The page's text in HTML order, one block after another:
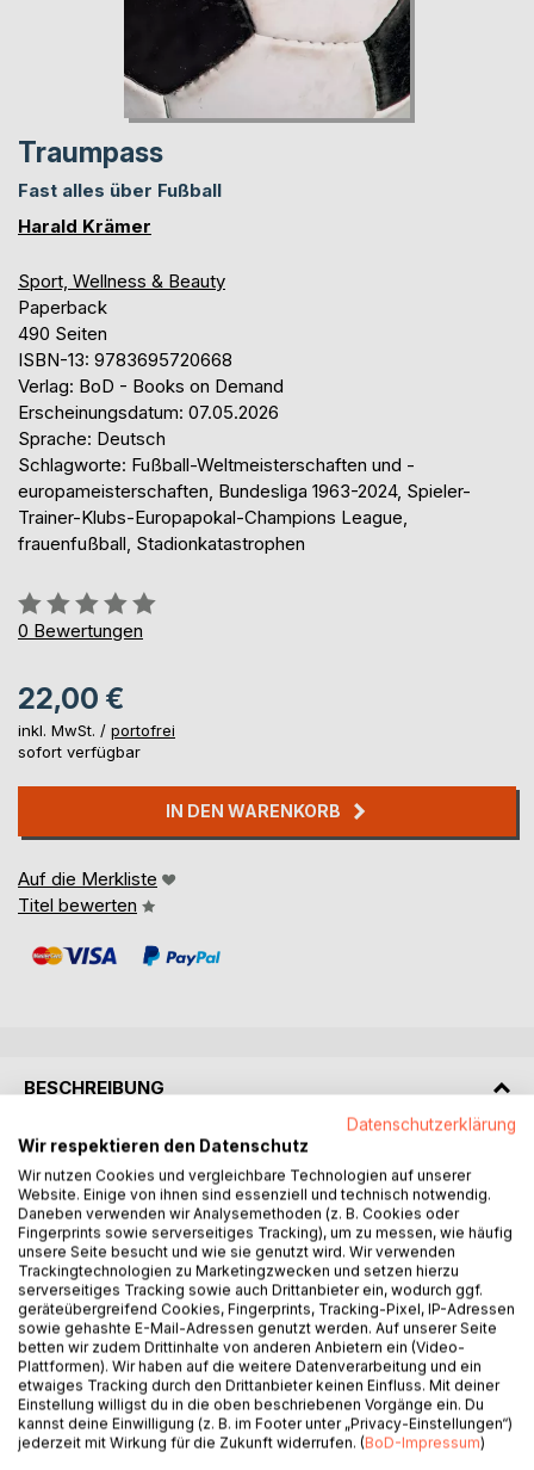
Traumpass
Fast alles über Fußball
Harald Krämer
Sport, Wellness & Beauty
Paperback
490 Seiten
ISBN-13: 9783695720668
Verlag: BoD - Books on Demand
Erscheinungsdatum: 07.05.2026
Sprache: Deutsch
Schlagworte: Fußball-Weltmeisterschaften und -
europameisterschaften, Bundesliga 1963-2024, Spieler-
Trainer-Klubs-Europapokal-Champions League,
frauenfußball, Stadionkatastrophen
Bewertung::
0%
0 Bewertungen
22,00 €
inkl. MwSt. / portofrei
sofort verfügbar
IN DEN WARENKORB
Auf die Merkliste
Titel bewerten
BESCHREIBUNG
TRAUMPASS erzählt die Geschichten, die der Fußball seit
über hundert Jahren schreibt. In EINEM Buch.
+ Alle Welt- und Europameisterschaften
+ 60 Jahre Bundesliga, 40 Jahre DDR-Oberliga
+ Die Highlights aus Europapokal und Champions League
+ Die großen Spieler, die charismatischen Trainer
+ Vom Amateursport zur milliardenschweren
Kommerzmaschine
+ Frauenfußball: zwischen Verbot und Erfolgsstory
+ «Was it a Pfiff?» Eine kleine Regelkunde
+ Heysel, Hillsborough und andere Katastrophen
+ Drei unten, drei oben: Fußball in Bild und Ton
Datenschutzerklärung
Wir respektieren den Datenschutz
Wir nutzen Cookies und vergleichbare Technologien auf unserer
Website. Einige von ihnen sind essenziell und technisch notwendig.
Daneben verwenden wir Analysemethoden (z. B. Cookies oder
Fingerprints sowie serverseitiges Tracking), um zu messen, wie häufig
unsere Seite besucht und wie sie genutzt wird. Wir verwenden
Trackingtechnologien zu Marketingzwecken und setzen hierzu
serverseitiges Tracking sowie auch Drittanbieter ein, wodurch ggf.
geräteübergreifend Cookies, Fingerprints, Tracking-Pixel, IP-Adressen
sowie gehashte E-Mail-Adressen genutzt werden. Auf unserer Seite
betten wir zudem Drittinhalte von anderen Anbietern ein (Video-
Plattformen). Wir haben auf die weitere Datenverarbeitung und ein
etwaiges Tracking durch den Drittanbieter keinen Einfluss. Mit deiner
Einstellung willigst du in die oben beschriebenen Vorgänge ein. Du
kannst deine Einwilligung (z. B. im Footer unter „Privacy-Einstellungen“)
jederzeit mit Wirkung für die Zukunft widerrufen. (BoD-Impressum)